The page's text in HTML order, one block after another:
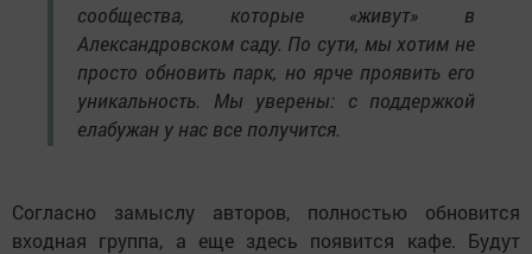
сообщества, которые «живут» в
Александровском саду. По сути, мы хотим не
просто обновить парк, но ярче проявить его
уникальность. Мы уверены: с поддержкой
елабужан у нас все получится.
Согласно замыслу авторов, полностью обновится
входная группа, а еще здесь появится кафе. Будут